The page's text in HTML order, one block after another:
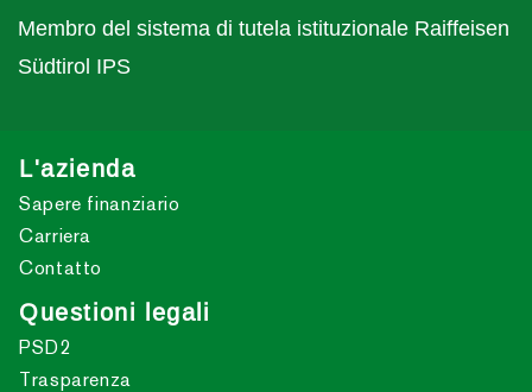
Membro del sistema di tutela istituzionale Raiffeisen
Südtirol IPS
L'azienda
Sapere finanziario
Carriera
Contatto
Questioni legali
PSD2
Trasparenza